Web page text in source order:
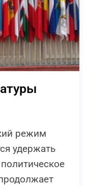
режим
удержать